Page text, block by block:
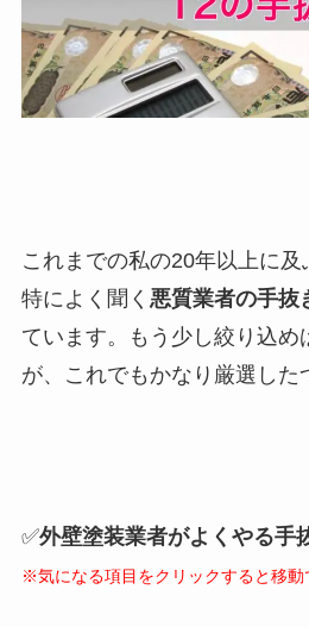
これまでの私の20年以上に及
特によく聞く 悪質業者の手抜
ています。もう少し絞り込め
が、これでもかなり厳選した
✅外壁塗装業者がよくやる手
※気になる項目をクリックすると移動